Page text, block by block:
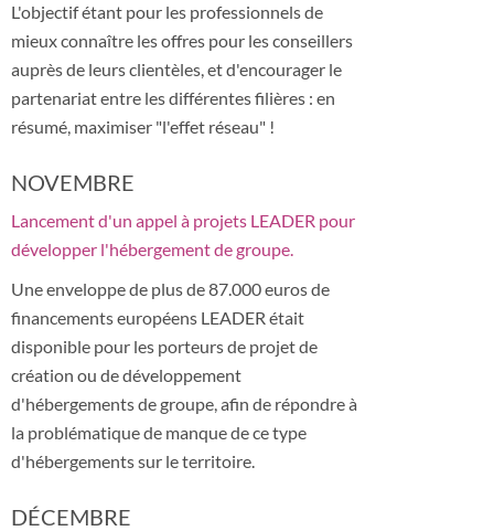
L'objectif étant pour les professionnels de
mieux connaître les offres pour les conseillers
auprès de leurs clientèles, et d'encourager le
partenariat entre les différentes filières : en
résumé, maximiser "l'effet réseau" !
NOVEMBRE
Lancement d'un appel à projets LEADER pour
développer l'hébergement de groupe.
Une enveloppe de plus de 87.000 euros de
financements européens LEADER était
disponible pour les porteurs de projet de
création ou de développement
d'hébergements de groupe, afin de répondre à
la problématique de manque de ce type
d'hébergements sur le territoire.
DÉCEMBRE